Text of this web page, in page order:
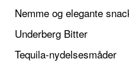
Nemme og elegante
Underberg Bitter
Tequila-nydelsesmåder